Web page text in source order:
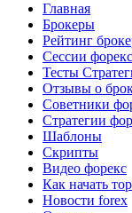
Главная
Брокеры
Рейтинг
Сессии форекс
Тесты
Отзывы о
Советники
Стратегии
Шаблоны
Скрипты
Видео форекс
Как начать
Новости forex